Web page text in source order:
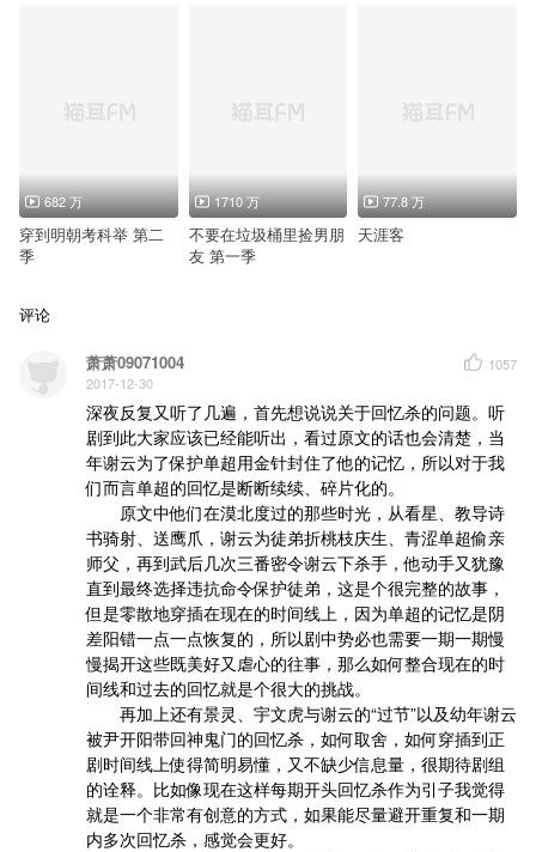
歌名：《青龙引·乱世江山》
演唱：小千@Smile_小千
作词：马小瞳@马小瞳
作曲：小槿@小槿槿槿 、吴泽华@吴泽华也叫华仔
编曲：吴泽华@吴泽华也叫华仔
混音：GYSC、W.K.@土著Walker
录音师：刘家泽@刘家泽
682 万
穿到明朝考科举 第二
季
1710 万
不要在垃圾桶里捡男朋
友 第一季
77.8 万
天涯客
评论
萧萧09071004
2017-12-30
1057
深夜反复又听了几遍，首先想说说关于回忆杀的问题。听
剧到此大家应该已经能听出，看过原文的话也会清楚，当
年谢云为了保护单超用金针封住了他的记忆，所以对于我
们而言单超的回忆是断断续续、碎片化的。
书骑射、送鹰爪，谢云为徒弟折桃枝庆生、青涩单超偷亲
师父，再到武后几次三番密令谢云下杀手，他动手又犹豫
直到最终选择违抗命令保护徒弟，这是个很完整的故事，
但是零散地穿插在现在的时间线上，因为单超的记忆是阴
差阳错一点一点恢复的，所以剧中势必也需要一期一期慢
慢揭开这些既美好又虐心的往事，那么如何整合现在的时
间线和过去的回忆就是个很大的挑战。
被尹开阳带回神鬼门的回忆杀，如何取舍，如何穿插到正
剧时间线上使得简明易懂，又不缺少信息量，很期待剧组
的诠释。比如像现在这样每期开头回忆杀作为引子我觉得
就是一个非常有创意的方式，如果能尽量避开重复和一期
内多次回忆杀，感觉会更好。